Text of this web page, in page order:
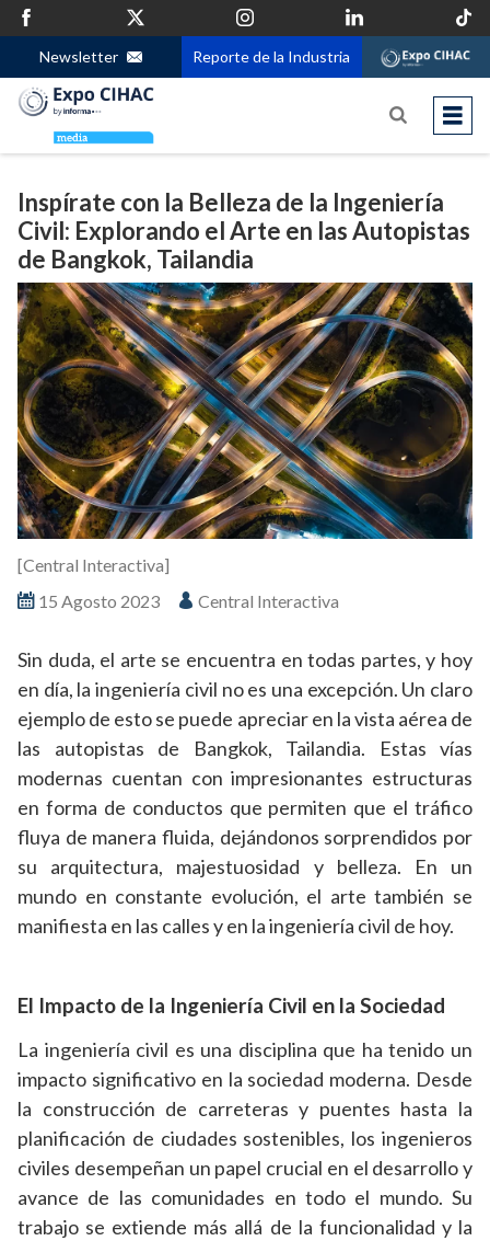
Newsletter Reporte de la Industria
Inspírate con la Belleza de la Ingeniería
Civil: Explorando el Arte en las Autopistas
de Bangkok, Tailandia
15 Agosto 2023 Central Interactiva
[Central Interactiva]
Sin duda, el arte se encuentra en todas partes, y hoy
en día, la ingeniería civil no es una excepción. Un claro
ejemplo de esto se puede apreciar en la vista aérea de
las autopistas de Bangkok, Tailandia. Estas vías
modernas cuentan con impresionantes estructuras
en forma de conductos que permiten que el tráfico
fluya de manera fluida, dejándonos sorprendidos por
su arquitectura, majestuosidad y belleza. En un
mundo en constante evolución, el arte también se
manifiesta en las calles y en la ingeniería civil de hoy.
El Impacto de la Ingeniería Civil en la Sociedad
La ingeniería civil es una disciplina que ha tenido un
impacto significativo en la sociedad moderna. Desde
la construcción de carreteras y puentes hasta la
planificación de ciudades sostenibles, los ingenieros
civiles desempeñan un papel crucial en el desarrollo y
avance de las comunidades en todo el mundo. Su
trabajo se extiende más allá de la funcionalidad y la